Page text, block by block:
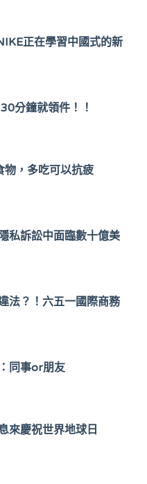
正在學習中國式的新
分鐘就領件！！
物，多吃可以抗疲
私訴訟中面臨數十億美
法？！六五一國際商務
同事or朋友
來慶祝世界地球日